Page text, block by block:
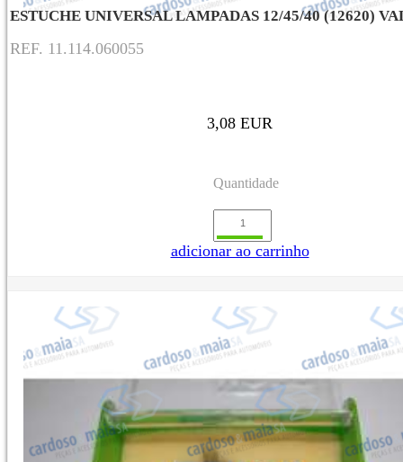
ESTUCHE UNIVERSAL LAMPADAS 12/45/40 (12620)
REF. 11.114.060055
3,08 EUR
Quantidade
adicionar ao carrinho